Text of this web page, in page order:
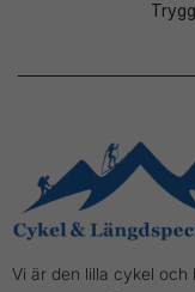
Vi är den lilla cykel och